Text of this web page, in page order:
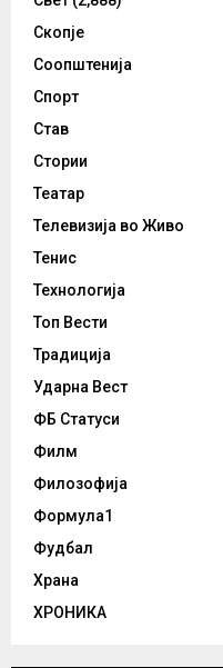
Скопје
Соопштенија
Спорт
Став
Стории
Театар
Телевизија во Живо
Тенис
Технологија
Топ Вести
Традиција
Ударна Вест
ФБ Статуси
Филм
Филозофија
Формула1
Фудбал
Храна
ХРОНИКА